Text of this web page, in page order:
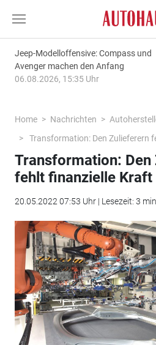
Jeep-Modelloffensive: Compass und
Avenger machen den Anfang
06.08.2026, 15:35 Uhr
Home Nachrichten
Transformation: Den Zulieferern
Transformation:
fehlt finanzielle Kraft
20.05.2022 07:53 Uhr | Lesezeit: 3 min